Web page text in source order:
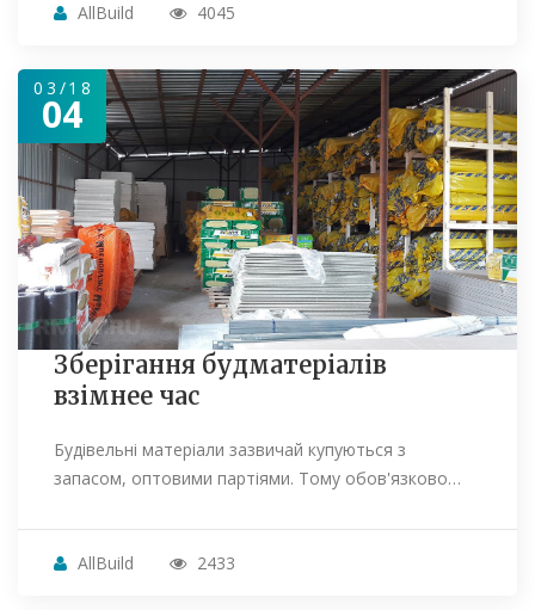
AllBuild 4045
03/18
04
Зберігання будматеріалів
взімнее час
Будівельні матеріали зазвичай купуються з
запасом, оптовими партіями. Тому обов'язково…
AllBuild 2433